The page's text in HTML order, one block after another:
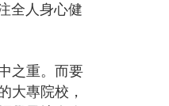
全人身心健
之重。而要
大專院校，